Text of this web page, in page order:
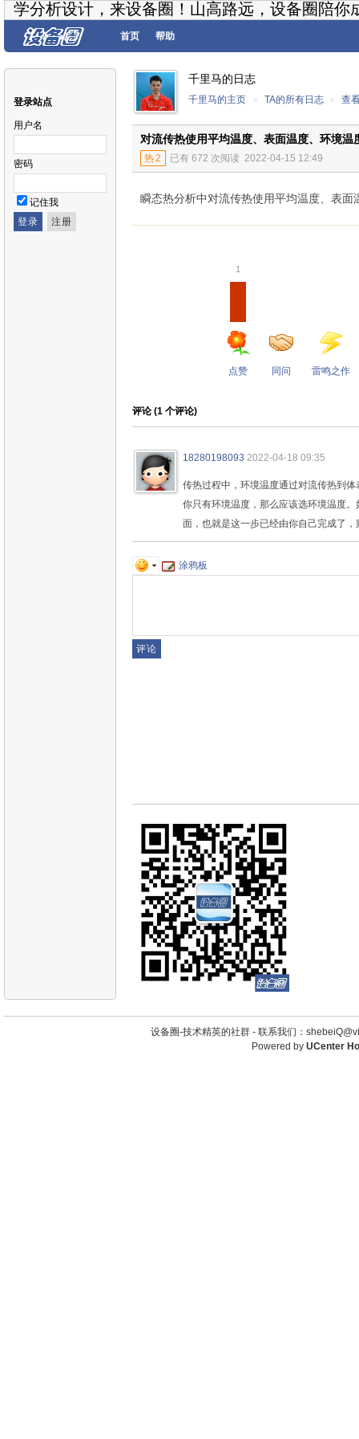
学分析设计，来设备圈！山高路远，设备圈陪你
首页 帮助
登录站点
用户名
密码
记住我
千里马的日志
千里马的主页 » TA的所有日志 » 查
对流传热使用平均温度、表面温度、环境温
热2 已有 672 次阅读 2022-04-15 12:49
瞬态热分析中对流传热使用平均温度、表
1
点赞 同问 雷鸣之作
评论 (1 个评论)
18280198093 2022-04-18 09:35
传热过程中，环境温度通过对流传热到
你只有环境温度，那么应该选环境温度
面，也就是这一步已经由你自己完成了
涂鸦板
设备圈-技术精英的社群 - 联系我们：
Powered by UCenter